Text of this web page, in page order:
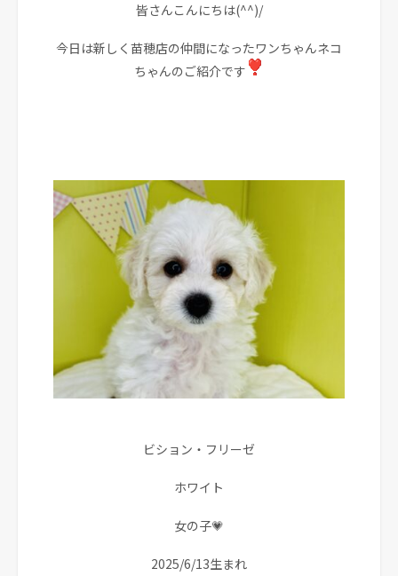
皆さんこんにちは(^^)/
今日は新しく苗穂店の仲間になったワンちゃんネコ
ちゃんのご紹介です
ビション・フリーゼ
ホワイト
女の子💗
2025/6/13生まれ